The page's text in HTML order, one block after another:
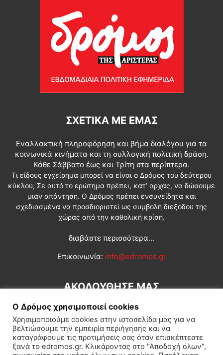
ΣΧΕΤΙΚΆ ΜΕ ΕΜΆΣ
Εναλλακτική πληροφόρηση και βήμα διαλόγου για τα
κοινωνικά κινήματα και τη συλλογική πολιτική δράση.
Κάθε Σάββατο έως και Τρίτη στα περίπτερα.
Τι είδους εγχείρημα μπορεί να είναι ο Δρόμος του δεύτερου
κύκλου; Σε αυτό το ερώτημα πρέπει, κατ’ αρχάς, να δώσουμε
μιαν απάντηση. Ο Δρόμος πρέπει ενσυνείδητα και
σχεδιασμένα να προσδιοριστεί ως συμβολή διεξόδου της
χώρας από την καθολική κρίση.
διαβάστε περισσότερα...
Επικοινωνία: info@edromos.gr
ΑΚΟΛΟΥΘΗΣΕ ΜΑΣ
Ο Δρόμος χρησιμοποιεί cookies
Χρησιμοποιούμε cookies στην ιστοσελίδα μας για να
βελτιώσουμε την εμπειρία περιήγησης και να
καταγράφουμε τις προτιμήσεις σας όταν επισκέπτεστε
ξανά το edromos.gr. Κλικάροντας στο "Αποδοχή όλων",